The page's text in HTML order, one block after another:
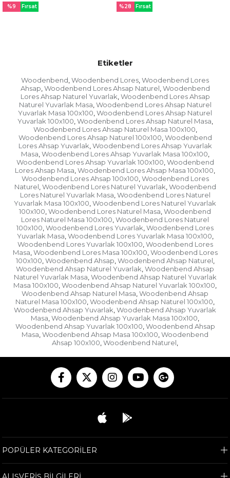
%9
Fırsat
%28
Fırsat
Etiketler
Woodenbend Woodenbend Lores Woodenbend Lores
Ahsap Woodenbend Lores Ahsap Naturel Woodenbend
Lores Ahsap Naturel Yuvarlak Woodenbend Lores Ahsap
Naturel Yuvarlak Masa Woodenbend Lores Ahsap Naturel
Yuvarlak Masa 100x100 Woodenbend Lores Ahsap Naturel
Yuvarlak 100x100 Woodenbend Lores Ahsap Naturel Masa
Woodenbend Lores Ahsap Naturel Masa 100x100
Woodenbend Lores Ahsap Naturel 100x100 Woodenbend
Lores Ahsap Yuvarlak Woodenbend Lores Ahsap Yuvarlak
Masa Woodenbend Lores Ahsap Yuvarlak Masa 100x100
Woodenbend Lores Ahsap Yuvarlak 100x100 Woodenbend
Lores Ahsap Masa Woodenbend Lores Ahsap Masa 100x100
Woodenbend Lores Ahsap 100x100 Woodenbend Lores
Naturel Woodenbend Lores Naturel Yuvarlak Woodenbend
Lores Naturel Yuvarlak Masa Woodenbend Lores Naturel
Yuvarlak Masa 100x100 Woodenbend Lores Naturel Yuvarlak
100x100 Woodenbend Lores Naturel Masa Woodenbend
Lores Naturel Masa 100x100 Woodenbend Lores Naturel
100x100 Woodenbend Lores Yuvarlak Woodenbend Lores
Yuvarlak Masa Woodenbend Lores Yuvarlak Masa 100x100
Woodenbend Lores Yuvarlak 100x100 Woodenbend Lores
Masa Woodenbend Lores Masa 100x100 Woodenbend Lores
100x100 Woodenbend Ahsap Woodenbend Ahsap Naturel
Woodenbend Ahsap Naturel Yuvarlak Woodenbend Ahsap
Naturel Yuvarlak Masa Woodenbend Ahsap Naturel Yuvarlak
Masa 100x100 Woodenbend Ahsap Naturel Yuvarlak 100x100
Woodenbend Ahsap Naturel Masa Woodenbend Ahsap
Naturel Masa 100x100 Woodenbend Ahsap Naturel 100x100
Woodenbend Ahsap Yuvarlak Woodenbend Ahsap Yuvarlak
Masa Woodenbend Ahsap Yuvarlak Masa 100x100
Woodenbend Ahsap Yuvarlak 100x100 Woodenbend Ahsap
Masa Woodenbend Ahsap Masa 100x100 Woodenbend
Ahsap 100x100 Woodenbend Naturel
POPÜLER KATEGORİLER